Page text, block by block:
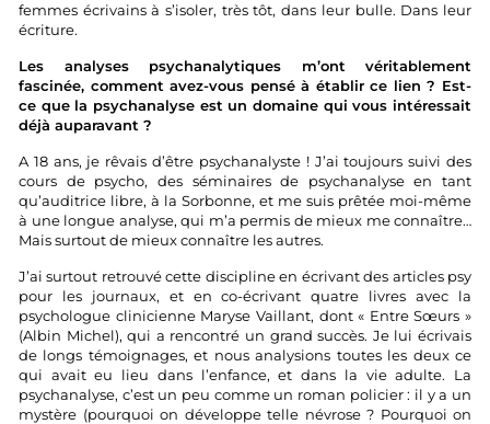
femmes écrivains à s’isoler, très tôt, dans leur bulle. Dans leur
écriture.
Les analyses psychanalytiques m’ont véritablement
fascinée, comment avez-vous pensé à établir ce lien ? Est-
ce que la psychanalyse est un domaine qui vous intéressait
déjà auparavant ?
A 18 ans, je rêvais d’être psychanalyste ! J’ai toujours suivi des
cours de psycho, des séminaires de psychanalyse en tant
qu’auditrice libre, à la Sorbonne, et me suis prêtée moi-même
à une longue analyse, qui m’a permis de mieux me connaître…
Mais surtout de mieux connaître les autres.
J’ai surtout retrouvé cette discipline en écrivant des articles psy
pour les journaux, et en co-écrivant quatre livres avec la
psychologue clinicienne Maryse Vaillant, dont « Entre Sœurs »
(Albin Michel), qui a rencontré un grand succès. Je lui écrivais
de longs témoignages, et nous analysions toutes les deux ce
qui avait eu lieu dans l’enfance, et dans la vie adulte. La
psychanalyse, c’est un peu comme un roman policier : il y a un
mystère (pourquoi on développe telle névrose ? Pourquoi on